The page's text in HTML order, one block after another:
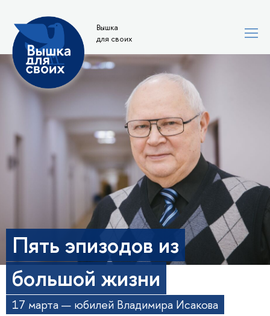
Вышка
для своих
Пять эпизодов из
большой жизни
17 марта — юбилей Владимира Исакова